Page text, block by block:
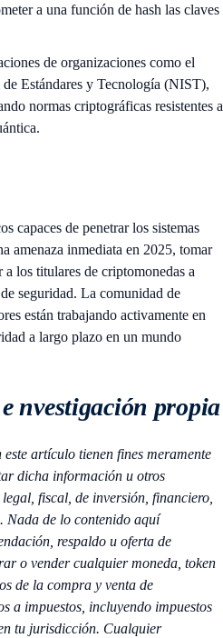
a una función de hash las claves
de organizaciones como el
Estándares y Tecnología (NIST),
normas criptográficas resistentes a
capaces de penetrar los sistemas
amenaza inmediata en 2025, tomar
a los titulares de criptomonedas a
seguridad. La comunidad de
están trabajando activamente en
a largo plazo en un mundo
nvestigación propia
artículo tienen fines meramente
dicha información u otros
fiscal, de inversión, financiero,
Nada de lo contenido aquí
respaldo u oferta de
o vender cualquier moneda, token
de la compra y venta de
a impuestos, incluyendo impuestos
tu jurisdicción. Cualquier